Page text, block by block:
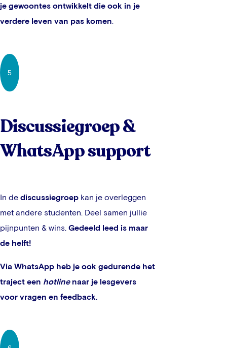
je gewoontes ontwikkelt die ook in je
verdere leven van pas komen.
5
Discussiegroep &
WhatsApp support
In de discussiegroep kan je overleggen
met andere studenten. Deel samen jullie
pijnpunten & wins. Gedeeld leed is maar
de helft!
Via WhatsApp heb je ook gedurende het
traject een hotlinenaar je lesgevers
voor vragen en feedback.